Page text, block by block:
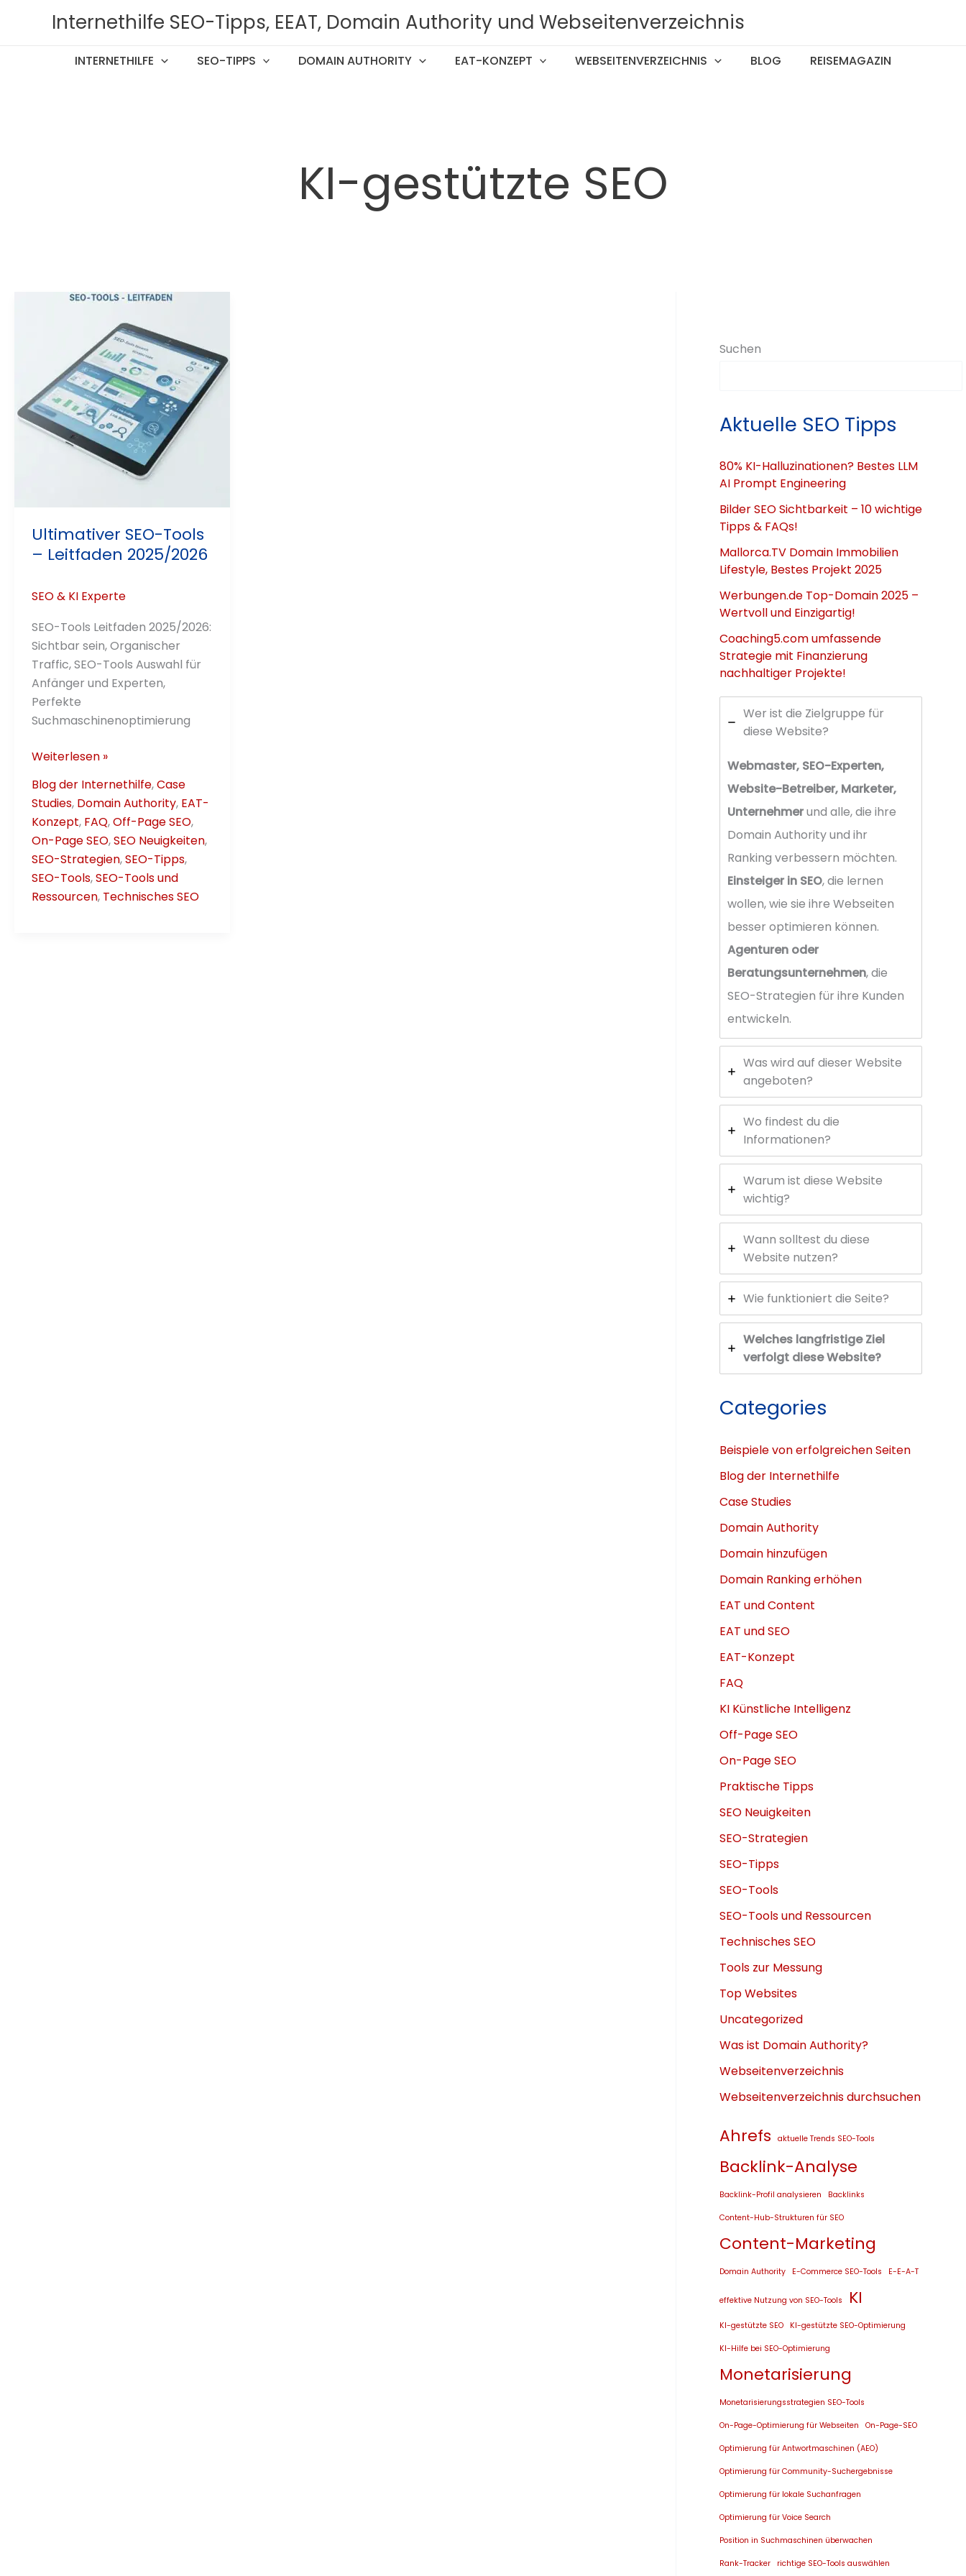
Internethilfe SEO-Tipps, EEAT, Domain Authority und Webseitenverzeichnis
INTERNETHILFE SEO-TIPPS DOMAIN AUTHORITY EAT-KONZEPT WEBSEITENVERZEICHNIS BLOG REISEMAGAZIN
KI-gestützte SEO
Ultimativer SEO-Tools
– Leitfaden 2025/2026
SEO & KI Experte
SEO-Tools Leitfaden 2025/2026:
Sichtbar sein, Organischer
Traffic, SEO-Tools Auswahl für
Anfänger und Experten,
Perfekte
Suchmaschinenoptimierung
Ultimativer
Tools
–
Leitfaden
2025/2026
Weiterlesen »
Blog der Internethilfe,Case
Studies, Domain Authority, EAT-
Konzept, FAQ,Off-Page SEO,
On-Page SEO,SEO Neuigkeiten,
SEO-Strategien,SEO-Tipps,
SEO-Tools,SEO-Tools und
Ressourcen, Technisches SEO
Suchen
Aktuelle SEO Tipps
80% KI-Halluzinationen? Bestes LLM
AI Prompt Engineering
Bilder SEO Sichtbarkeit – 10 wichtige
Tipps & FAQs!
Mallorca.TV Domain Immobilien
Lifestyle, Bestes Projekt 2025
Werbungen.de Top-Domain 2025 –
Wertvoll und Einzigartig!
Coaching5.com umfassende
Strategie mit Finanzierung
nachhaltiger Projekte!
Wer ist die Zielgruppe für
diese Website?
Webmaster, SEO-Experten,
Website-Betreiber, Marketer,
Unternehmerund alle, die ihre
Domain Authority und ihr
Ranking verbessern möchten.
Einsteiger in SEO, die lernen
wollen, wie sie ihre Webseiten
besser optimieren können.
Agenturen oder
Beratungsunternehmen, die
SEO-Strategien für ihre Kunden
entwickeln.
Was wird auf dieser Website
angeboten?
Wo findest du die
Informationen?
Warum ist diese Website
wichtig?
Wann solltest du diese
Website nutzen?
Wie funktioniert die Seite?
Welches langfristige Ziel
verfolgt diese Website?
Categories
Beispiele von erfolgreichen Seiten
Blog der Internethilfe
Case Studies
Domain Authority
Domain hinzufügen
Domain Ranking erhöhen
EAT und Content
EAT und SEO
EAT-Konzept
FAQ
KI Künstliche Intelligenz
Off-Page SEO
On-Page SEO
Praktische Tipps
SEO Neuigkeiten
SEO-Strategien
SEO-Tipps
SEO-Tools
SEO-Tools und Ressourcen
Technisches SEO
Tools zur Messung
Top Websites
Uncategorized
Was ist Domain Authority?
Webseitenverzeichnis
Webseitenverzeichnis durchsuchen
Ahrefs aktuelle Trends SEO-Tools
Backlink-Analyse
Backlink-Profil analysieren Backlinks
Content-Hub-Strukturen für SEO
Content-Marketing
Domain Authority E-Commerce SEO-Tools E-E-A-T
effektive Nutzung von SEO-Tools KI
KI-gestützte SEO KI-gestützte SEO-Optimierung
KI-Hilfe bei SEO-Optimierung
Monetarisierung
Monetarisierungsstrategien SEO-Tools
On-Page-Optimierung für Webseiten On-Page-SEO
Optimierung für Antwortmaschinen (AEO)
Optimierung für Community-Suchergebnisse
Optimierung für lokale Suchanfragen
Optimierung für Voice Search
Position in Suchmaschinen überwachen
Rank-Tracker richtige SEO-Tools auswählen